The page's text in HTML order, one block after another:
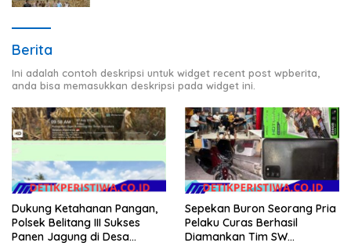
Berita
Ini adalah contoh deskripsi untuk widget recent post wpberita,
anda bisa memasukkan deskripsi pada widget ini.
Dukung Ketahanan Pangan,
Polsek Belitang III Sukses
Panen Jagung di Desa
Sepekan Buron Seorang Pria
Pelaku Curas Berhasil
Diamankan Tim SW